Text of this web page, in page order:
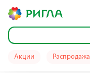
Акции Распродажа